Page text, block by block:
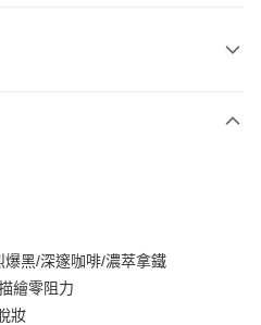
黑/深邃咖啡/濃萃拿鐵
繪零阻力
妝